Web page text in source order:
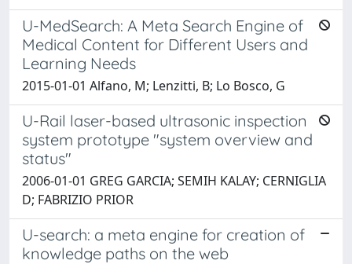
U-MedSearch: A Meta Search Engine of
Medical Content for Different Users and
Learning Needs
2015-01-01 Alfano, M; Lenzitti, B; Lo Bosco, G
U-Rail laser-based ultrasonic inspection
system prototype "system overview and
status"
2006-01-01 GREG GARCIA; SEMIH KALAY; CERNIGLIA
D; FABRIZIO PRIOR
U-search: a meta engine for creation of
knowledge paths on the web